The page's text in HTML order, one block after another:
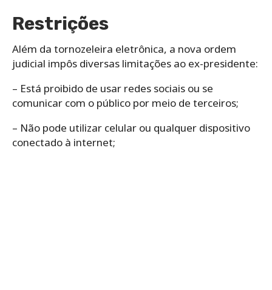
Restrições
Além da tornozeleira eletrônica, a nova ordem
judicial impôs diversas limitações ao ex-presidente:
– Está proibido de usar redes sociais ou se
comunicar com o público por meio de terceiros;
– Não pode utilizar celular ou qualquer dispositivo
conectado à internet;